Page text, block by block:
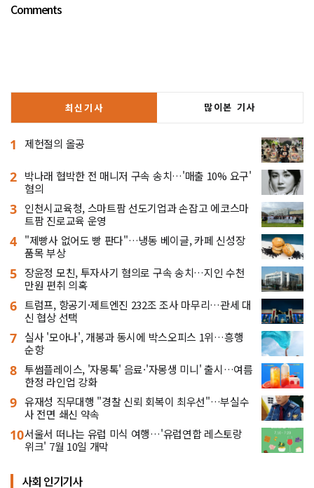
Comments
최신기사 많이본 기사
1 제헌절의 올공
2 박나래 협박한 전 매니저 구속 송치…'매출 10% 요구'
혐의
3 인천시교육청, 스마트팜 선도기업과 손잡고 에코스마
트팜 진로교육 운영
4 "제빵사 없어도 빵 판다"…냉동 베이글, 카페 신성장
품목 부상
5 장윤정 모친, 투자사기 혐의로 구속 송치…지인 수천
만원 편취 의혹
6 트럼프, 항공기·제트엔진 232조 조사 마무리…관세 대
신 협상 선택
7 실사 '모아나', 개봉과 동시에 박스오피스 1위…흥행
순항
8 투썸플레이스, '자몽톡' 음료·'자몽생 미니' 출시…여름
한정 라인업 강화
9 유재성 직무대행 "경찰 신뢰 회복이 최우선"…부실수
사 전면 쇄신 약속
10서울서 떠나는 유럽 미식 여행…'유럽연합 레스토랑
위크' 7월 10일 개막
사회 인기기사